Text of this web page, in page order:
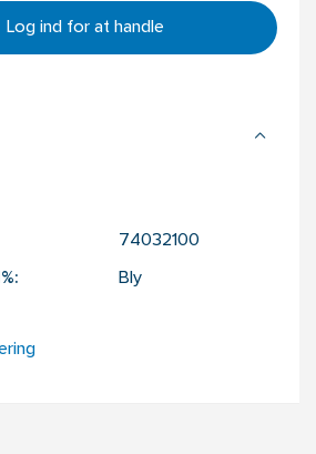
Log ind for at handle
74032100
Bly